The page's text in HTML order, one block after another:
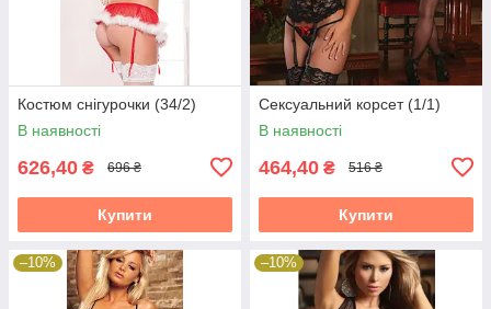
Костюм снігурочки (34/2)
В наявності
626,40 ₴ 696 ₴
Купити
Сексуальний корсет (1/1)
В наявності
464,40 ₴ 516 ₴
Купити
–10% –10%